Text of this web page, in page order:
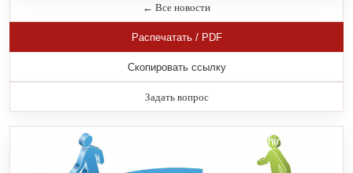
← Все новости
Распечатать / PDF
Скопировать ссылку
Задать вопрос